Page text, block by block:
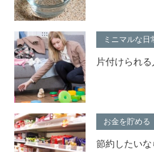
ミニマルな日
片付けられ
お金を貯める
節約したい